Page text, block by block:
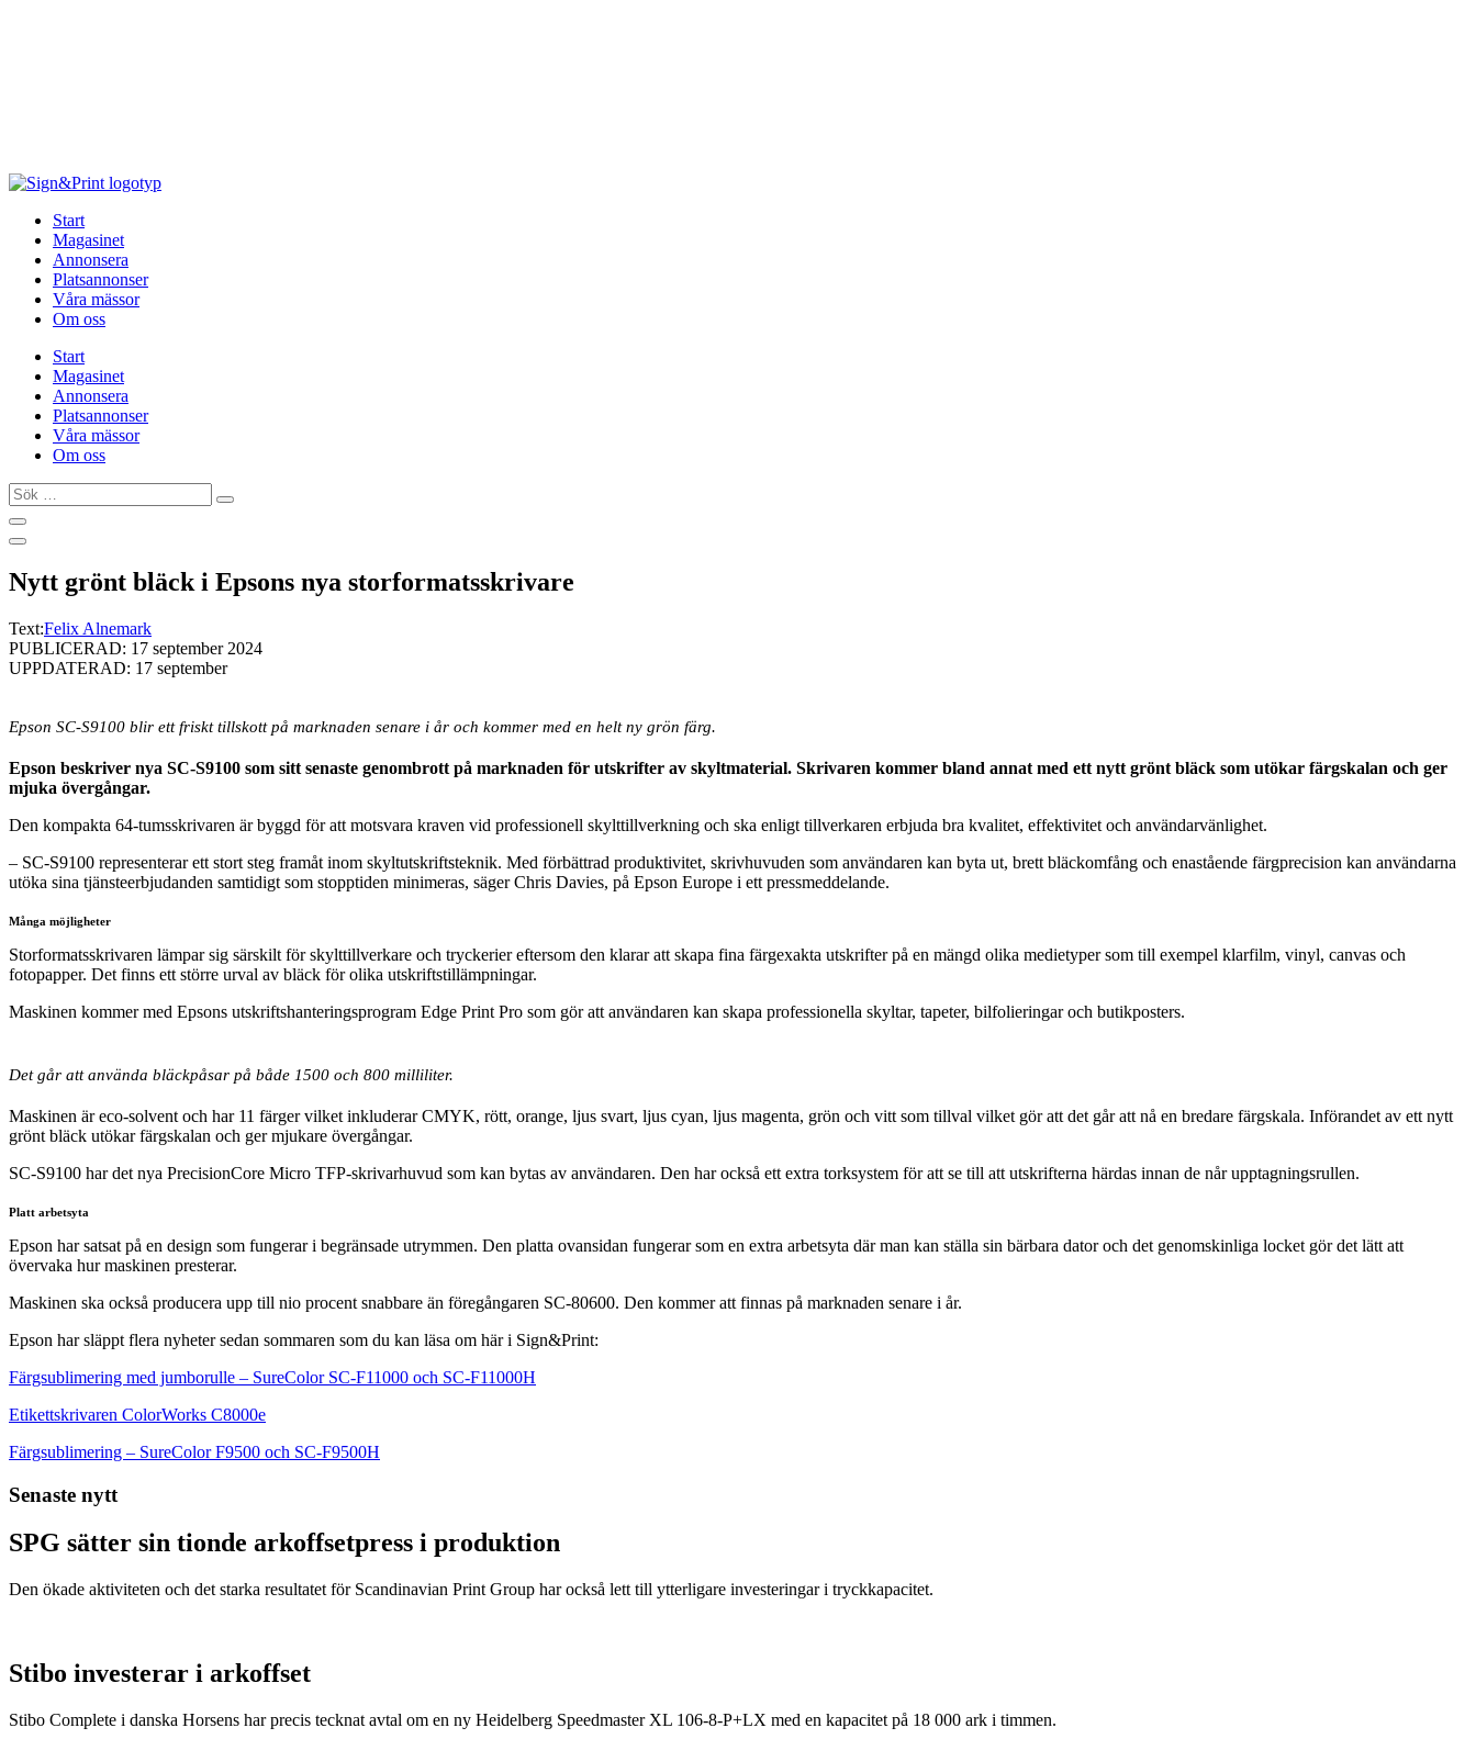
Start
Magasinet
Annonsera
Platsannonser
Våra mässor
Om oss
Start
Magasinet
Annonsera
Platsannonser
Våra mässor
Om oss
Sök
…
Nytt grönt bläck i Epsons nya storformatsskrivare
Text:Felix Alnemark
PUBLICERAD: 17 september 2024
UPPDATERAD: 17 september
Epson SC-S9100 blir ett friskt tillskott på marknaden senare i år och kommer med en helt ny grön färg.
Epson beskriver nya SC-S9100 som sitt senaste genombrott på marknaden för utskrifter av skyltmaterial. Skrivaren kommer bland annat med ett nytt grönt bläck som utökar färgskalan och ger
mjuka övergångar.
Den kompakta 64-tumsskrivaren är byggd för att motsvara kraven vid professionell skylttillverkning och ska enligt tillverkaren erbjuda bra kvalitet, effektivitet och användarvänlighet.
– SC-S9100 representerar ett stort steg framåt inom skyltutskriftsteknik. Med förbättrad produktivitet, skrivhuvuden som användaren kan byta ut, brett bläckomfång och enastående färgprecision kan användarna
utöka sina tjänsteerbjudanden samtidigt som stopptiden minimeras, säger Chris Davies, på Epson Europe i ett pressmeddelande.
Många möjligheter
Storformatsskrivaren lämpar sig särskilt för skylttillverkare och tryckerier eftersom den klarar att skapa fina färgexakta utskrifter på en mängd olika medietyper som till exempel klarfilm, vinyl, canvas och
fotopapper. Det finns ett större urval av bläck för olika utskriftstillämpningar.
Maskinen kommer med Epsons utskriftshanteringsprogram Edge Print Pro som gör att användaren kan skapa professionella skyltar, tapeter, bilfolieringar och butikposters.
Det går att använda bläckpåsar på både 1500 och 800 milliliter.
Maskinen är eco-solvent och har 11 färger vilket inkluderar CMYK, rött, orange, ljus svart, ljus cyan, ljus magenta, grön och vitt som tillval vilket gör att det går att nå en bredare färgskala. Införandet av ett nytt
grönt bläck utökar färgskalan och ger mjukare övergångar.
SC-S9100 har det nya PrecisionCore Micro TFP-skrivarhuvud som kan bytas av användaren. Den har också ett extra torksystem för att se till att utskrifterna härdas innan de når upptagningsrullen.
Platt arbetsyta
Epson har satsat på en design som fungerar i begränsade utrymmen. Den platta ovansidan fungerar som en extra arbetsyta där man kan ställa sin bärbara dator och det genomskinliga locket gör det lätt att
övervaka hur maskinen presterar.
Maskinen ska också producera upp till nio procent snabbare än föregångaren SC-80600. Den kommer att finnas på marknaden senare i år.
Epson har släppt flera nyheter sedan sommaren som du kan läsa om här i Sign&Print:
Färgsublimering med jumborulle – SureColor SC-F11000 och SC-F11000H
Etikettskrivaren ColorWorks C8000e
Färgsublimering – SureColor F9500 och SC-F9500H
Senaste nytt
SPG sätter sin tionde arkoffsetpress i produktion
Den ökade aktiviteten och det starka resultatet för Scandinavian Print Group har också lett till ytterligare investeringar i tryckkapacitet.
Stibo investerar i arkoffset
Stibo Complete i danska Horsens har precis tecknat avtal om en ny Heidelberg Speedmaster XL 106-8-P+LX med en kapacitet på 18 000 ark i timmen.